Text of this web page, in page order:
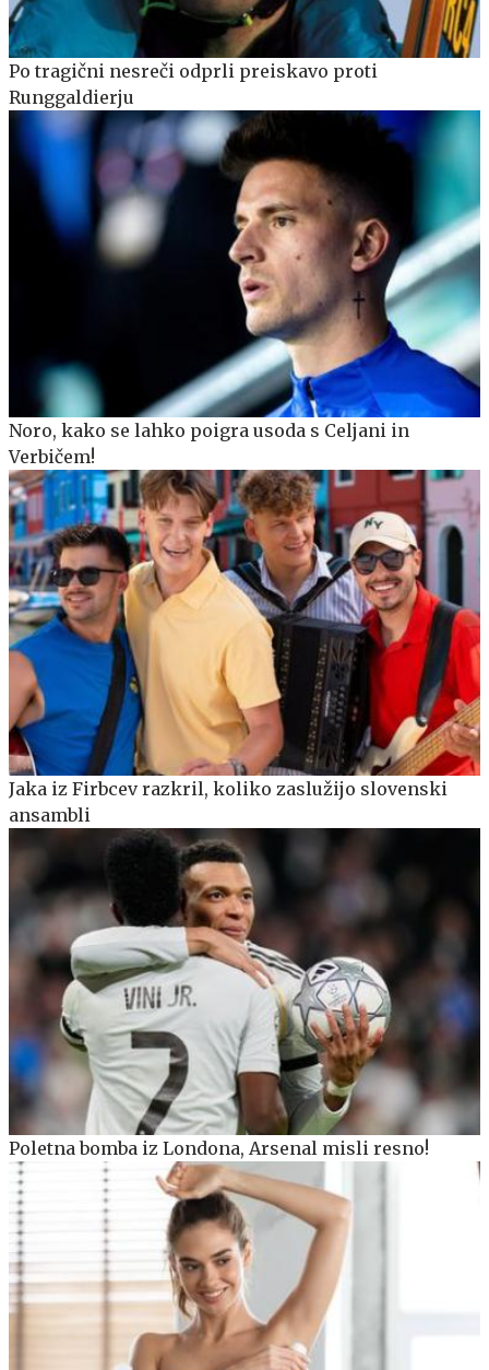
Po tragični nesreči odprli preiskavo proti
Runggaldierju
Noro, kako se lahko poigra usoda s Celjani in
Verbičem!
Jaka iz Firbcev razkril, koliko zaslužijo slovenski
ansambli
Poletna bomba iz Londona, Arsenal misli resno!